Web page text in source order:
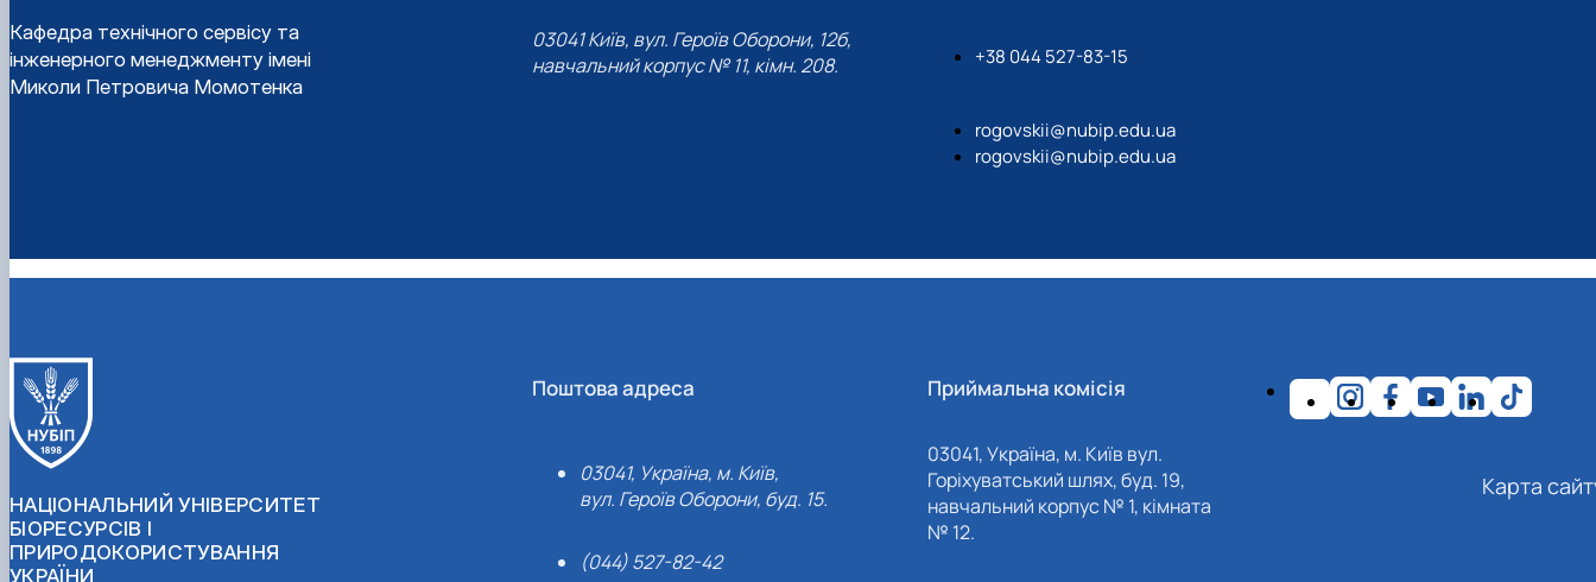
Кафедра технічного сервісу та
інженерного менеджменту імені
Миколи Петровича Момотенка
03041 Київ, вул. Героїв Оборони, 12б,
навчальний корпус № 11, кімн. 208.
+38 044 527-83-15
rogovskii@nubip.edu.ua
rogovskii@nubip.edu.ua
НАЦІОНАЛЬНИЙ УНІВЕРСИТЕТ
БІОРЕСУРСІВ І
ПРИРОДОКОРИСТУВАННЯ
УКРАЇНИ
Поштова адреса
03041, Україна, м. Київ,
вул. Героїв Оборони, буд. 15.
(044) 527-82-42
Приймальна комісія
03041, Україна, м. Київ вул.
Горіхуватський шлях, буд. 19,
навчальний корпус № 1, кімната
№ 12.
Карта